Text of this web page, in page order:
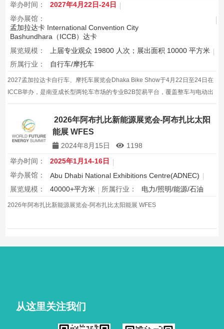
举办时间：
2027年4月22日-24日
举办展馆：
孟加拉达卡 International Convention City
Bashundhara（ICCB）达卡
展览规模：
上届专业观众 19800 人次；展出面积 10000 平方米
所属行业：
自行车/摩托车
2027孟加拉达卡自行车、摩托车展览会Dhaka Bike Show于4月22日至24日在
ICCB举办，是南亚成长型两轮车市场的专业B2B贸易平台，覆盖整车与电动出
行，协同效应明显。，协同效应与品牌声量持续放大。，是企业拓展该区域市
2026年阿布扎比新能源展览会-阿布扎比太阳
能展 WFES
2024年8月15日
1198
举办时间：
2025年1月14-16日
举办展馆：
Abu Dhabi National Exhibitions Centre(ADNEC)
展览规模：
40000+平方米 所属行业： 电力/照明/能源/石油
2026年阿布扎比新能源展览会-阿布扎比太阳能展 WFES
从这里关注我们